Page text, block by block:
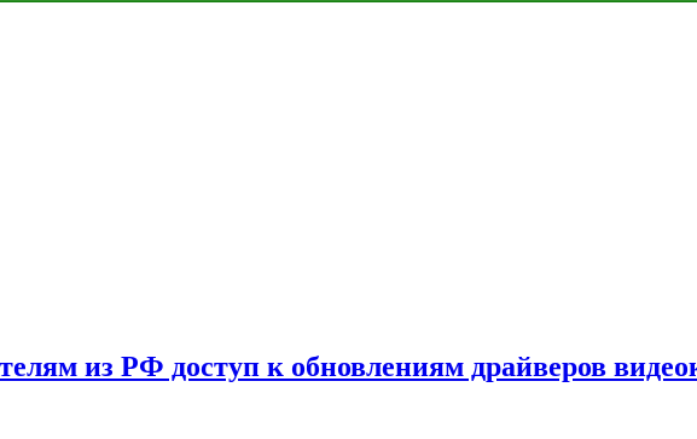
из РФ доступ к обновлениям драйверов